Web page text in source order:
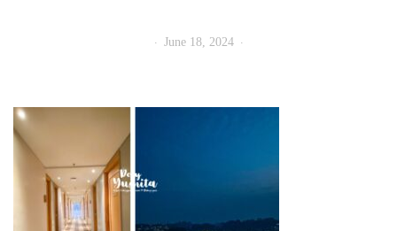
June 18, 2024